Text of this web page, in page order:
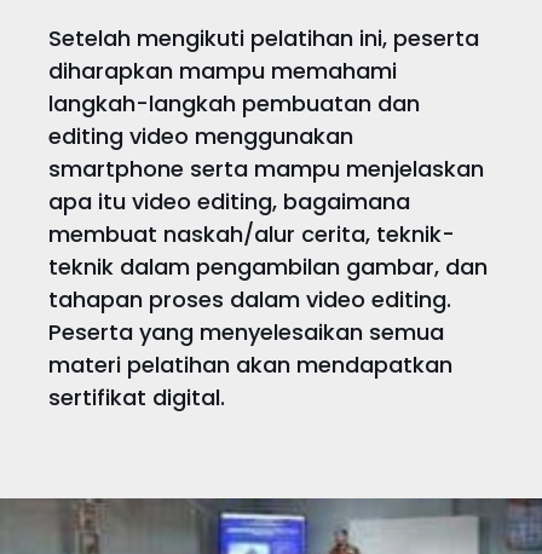
Setelah mengikuti pelatihan ini, peserta
diharapkan mampu memahami
langkah-langkah pembuatan dan
editing video menggunakan
smartphone serta mampu menjelaskan
apa itu video editing, bagaimana
membuat naskah/alur cerita, teknik-
teknik dalam pengambilan gambar, dan
tahapan proses dalam video editing.
Peserta yang menyelesaikan semua
materi pelatihan akan mendapatkan
sertifikat digital.